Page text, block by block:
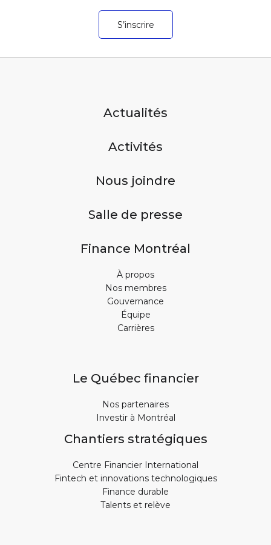
S’inscrire
Actualités
Activités
Nous joindre
Salle de presse
Finance Montréal
À propos
Nos membres
Gouvernance
Équipe
Carrières
Le Québec financier
Nos partenaires
Investir à Montréal
Chantiers stratégiques
Centre Financier International
Fintech et innovations technologiques
Finance durable
Talents et relève